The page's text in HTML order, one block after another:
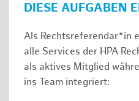
DIESE AUFGABEN
Als Rechtsreferendar*in
alle Services der HPA
als aktives Mitglied
ins Team integriert: